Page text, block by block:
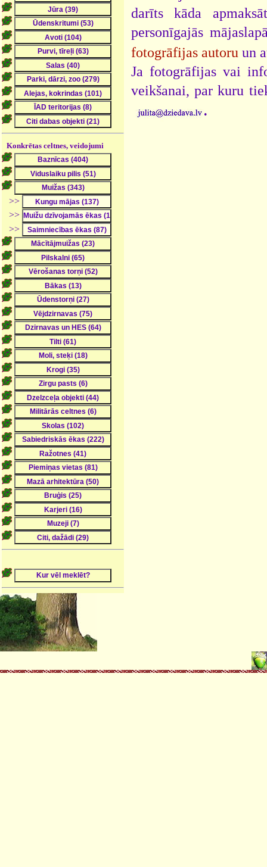
Konkrētas celtnes, veidojumi
>>
>>
>>
darīts kāda
personīgajās
fotogrāfijas autoru un
Ja fotogrāfijas vai
veikšanai, par kuru
.